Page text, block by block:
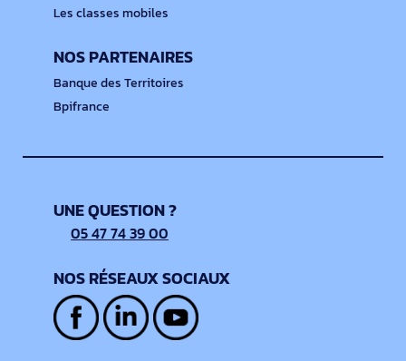
Les classes mobiles
NOS PARTENAIRES
Banque des Territoires
Bpifrance
UNE QUESTION ?
05 47 74 39 00
NOS RÉSEAUX SOCIAUX